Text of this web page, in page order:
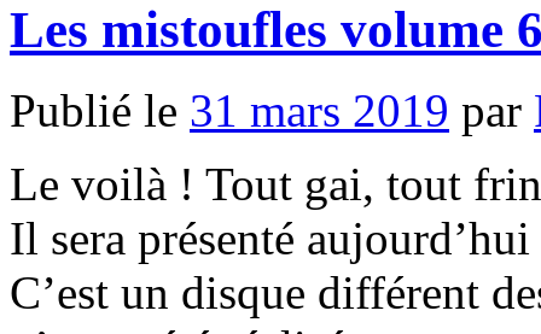
Les mistoufles volume
Publié le 31 mars 2019 par
Le voilà ! Tout gai, tout
Il sera présenté
C’est un disque différent